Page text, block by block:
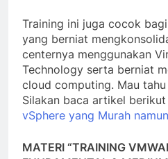
Training ini juga cocok
yang berniat
centernya menggunakan
Technology serta berniat
cloud computing. Mau tahu
Silakan baca artikel berikut
vSphere yang Murah
MATERI “TRAINING